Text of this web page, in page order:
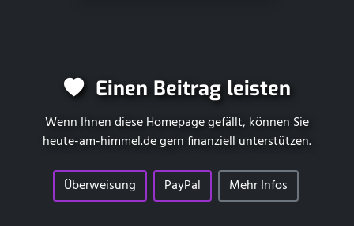
Einen Beitrag leisten
Wenn Ihnen diese Homepage gefällt, können Sie
heute-am-himmel.degern finanziell unterstützen.
Überweisung PayPal Mehr Infos